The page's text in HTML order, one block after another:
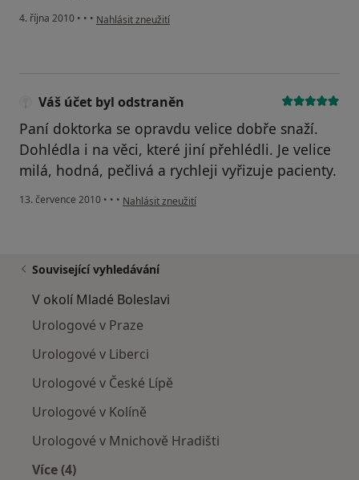
4. října 2010 • • • podle názoru uživatele Pacient
Nahlásit zneužití
Váš účet byl odstraněn
Paní doktorka se opravdu velice dobře snaží.
Dohlédla i na věci, které jiní přehlédli. Je velice
milá, hodná, pečlivá a rychleji vyřizuje pacienty.
13. července 2010 • • • podle názoru uživatele Váš účet byl odstraněn
Nahlásit zneužití
Související vyhledávání
V okolí Mladé Boleslavi
Urologové v Praze
Urologové v Liberci
Urologové v České Lípě
Urologové v Kolíně
Urologové v Mnichově Hradišti
Více (4)